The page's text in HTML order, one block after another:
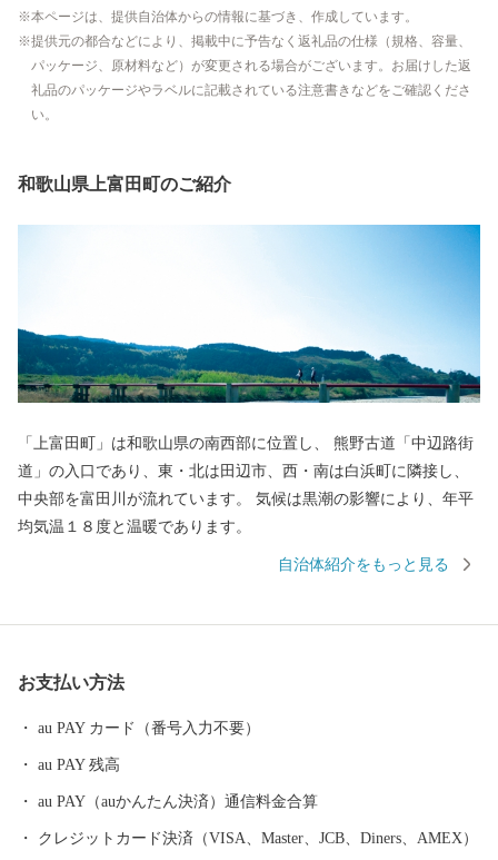
本ページは、提供自治体からの情報に基づき、作成しています。
提供元の都合などにより、掲載中に予告なく返礼品の仕様（規格、容量、
パッケージ、原材料など）が変更される場合がございます。お届けした返
礼品のパッケージやラベルに記載されている注意書きなどをご確認くださ
い。
和歌山県上富田町のご紹介
「上富田町」は和歌山県の南西部に位置し、 熊野古道「中辺路街
道」の入口であり、東・北は田辺市、西・南は白浜町に隣接し、
中央部を富田川が流れています。 気候は黒潮の影響により、年平
均気温１８度と温暖であります。
自治体紹介をもっと見る
お支払い方法
au PAY カード（番号入力不要）
au PAY 残高
au PAY（auかんたん決済）通信料金合算
クレジットカード決済（VISA、Master、JCB、Diners、AMEX）